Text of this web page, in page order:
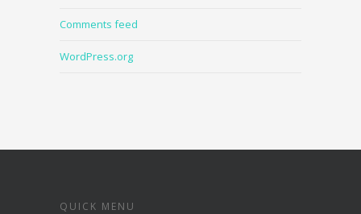
Comments feed
WordPress.org
QUICK MENU